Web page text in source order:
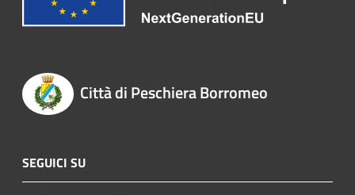
Città di Peschiera Borromeo
SEGUICI SU